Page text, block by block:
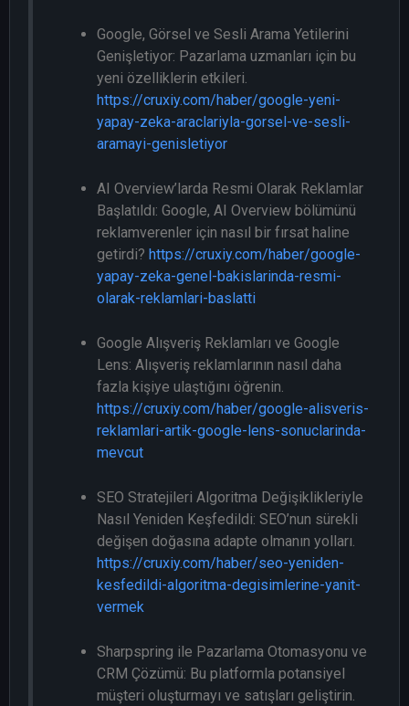
Google, Görsel ve Sesli Arama Yetilerini
Genişletiyor: Pazarlama uzmanları için bu
yeni özelliklerin etkileri.
https://cruxiy.com/haber/google-yeni-
yapay-zeka-araclariyla-gorsel-ve-sesli-
aramayi-genisletiyor
AI Overview’larda Resmi Olarak Reklamlar
Başlatıldı: Google, AI Overview bölümünü
reklamverenler için nasıl bir fırsat haline
getirdi? https://cruxiy.com/haber/google-
yapay-zeka-genel-bakislarinda-resmi-
olarak-reklamlari-baslatti
Google Alışveriş Reklamları ve Google
Lens: Alışveriş reklamlarının nasıl daha
fazla kişiye ulaştığını öğrenin.
https://cruxiy.com/haber/google-alisveris-
reklamlari-artik-google-lens-sonuclarinda-
mevcut
SEO Stratejileri Algoritma Değişiklikleriyle
Nasıl Yeniden Keşfedildi: SEO’nun sürekli
değişen doğasına adapte olmanın yolları.
https://cruxiy.com/haber/seo-yeniden-
kesfedildi-algoritma-degisimlerine-yanit-
vermek
Sharpspring ile Pazarlama Otomasyonu ve
CRM Çözümü: Bu platformla potansiyel
müşteri oluşturmayı ve satışları geliştirin.